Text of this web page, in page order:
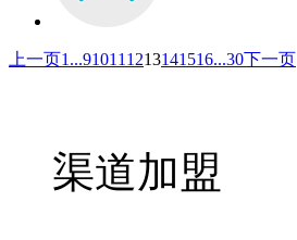
上一页1 ...91011 1213141516...30下一页
渠道加盟